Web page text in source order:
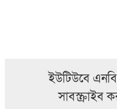
ইউটিউবে
সাবস্ক্রাইব